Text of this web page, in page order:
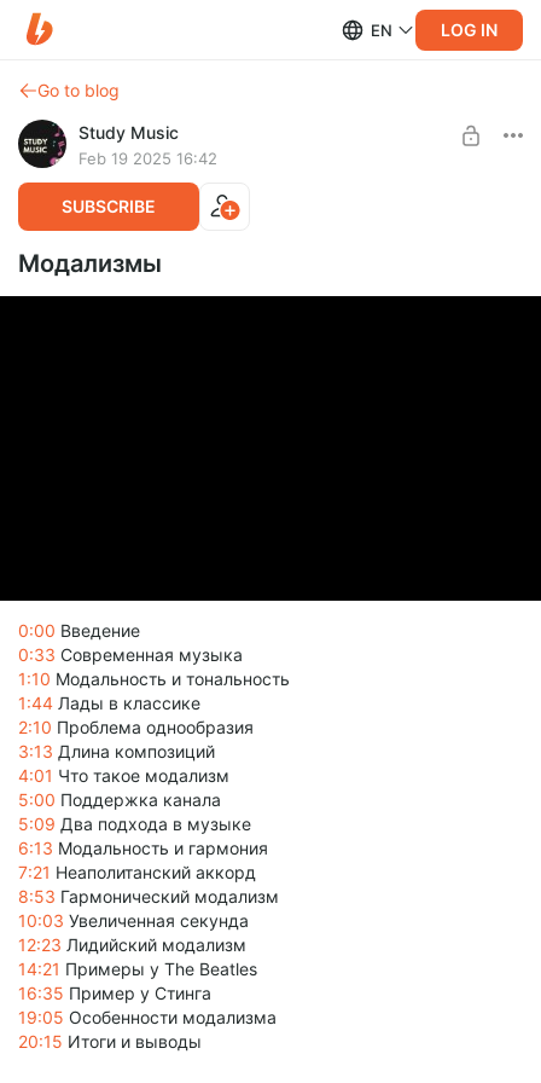
EN LOG IN
Go to blog
Study Music
Feb 19 2025 16:42
SUBSCRIBE
Модализмы
0:00 Введение
0:33 Современная музыка
1:10 Модальность и тональность
1:44 Лады в классике
2:10 Проблема однообразия
3:13 Длина композиций
4:01 Что такое модализм
5:00 Поддержка канала
5:09 Два подхода в музыке
6:13 Модальность и гармония
7:21 Неаполитанский аккорд
8:53 Гармонический модализм
10:03 Увеличенная секунда
12:23 Лидийский модализм
14:21 Примеры у The Beatles
16:35 Пример у Стинга
19:05 Особенности модализма
20:15 Итоги и выводы